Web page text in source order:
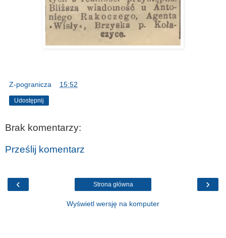
Z-pogranicza 15:52
Udostępnij
Brak komentarzy:
Prześlij komentarz
‹ ›
Strona główna
Wyświetl wersję na komputer